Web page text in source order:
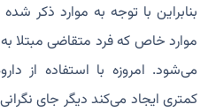
بنابراین با توجه به موارد ذکر
موارد خاص که فرد متقاضی مبتلا
می‌شود. امروزه با استفاده از
کمتری ایجاد می‌کند دیگر جای